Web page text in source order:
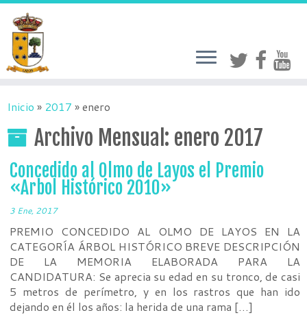
Inicio » 2017 »enero
Archivo Mensual: enero 2017
Concedido al Olmo de Layos el Premio
«Arbol Histórico 2010»
3 Ene, 2017
PREMIO CONCEDIDO AL OLMO DE LAYOS EN LA
CATEGORÍA ÁRBOL HISTÓRICO BREVE DESCRIPCIÓN
DE LA MEMORIA ELABORADA PARA LA
CANDIDATURA: Se aprecia su edad en su tronco, de casi
5 metros de perímetro, y en los rastros que han ido
dejando en él los años: la herida de una rama […]